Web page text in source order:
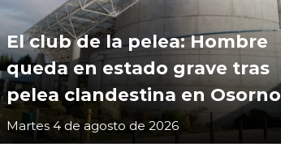
El club de la pelea: Hombre
queda en estado grave tras
pelea clandestina en Osorno
Martes 4 de agosto de 2026